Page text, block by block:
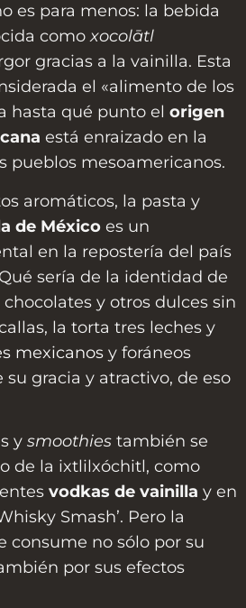
es para menos: la bebida
comoxocolātl
gracias a la vainilla. Esta
el «alimento de los
hasta qué punto el origen
está enraizado en la
pueblos mesoamericanos.
aromáticos, la pasta y
de México es un
en la repostería del país
sería de la identidad de
y otros dulces sin
la torta tres leches y
mexicanos y foráneos
gracia y atractivo, de eso
y smoothies también se
de la ixtlilxóchitl, como
vodkas de vainilla y en
Smash’. Pero la
consume no sólo por su
por sus efectos